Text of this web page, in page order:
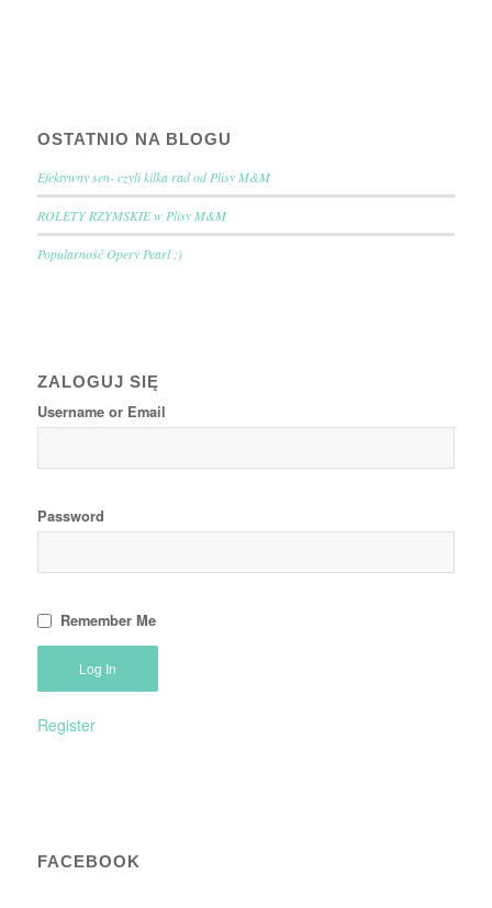
OSTATNIO NA BLOGU
Efektywny sen- czyli kilka rad od Plisy M&M
ROLETY RZYMSKIE w Plisy M&M
Popularność Opery Pearl :)
ZALOGUJ SIĘ
Username or Email
Password
Remember Me
Register
FACEBOOK